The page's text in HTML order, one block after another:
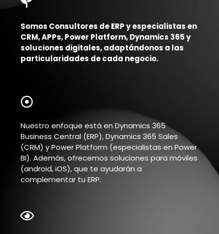
Somos Consultores de ERP y especialistas en
CRM, APPs, Power Platform, Dynamics 365 y
soluciones digitales, adaptándonos a las
particularidades de cada negocio.
Nuestro enfoque está en Dynamics 365
Business Central (ERP), Dynamics 365 Sales
(CRM) y Power Platform (especialistas en Power
BI). Además, ofrecemos soluciones para móviles
(android, iOS), que te ayudarán a
complementar tu ERP.